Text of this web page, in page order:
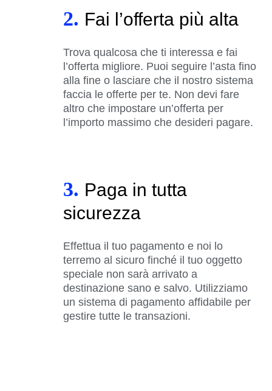
2. Fai l’offerta più alta
Trova qualcosa che ti interessa e fai
l’offerta migliore. Puoi seguire l’asta fino
alla fine o lasciare che il nostro sistema
faccia le offerte per te. Non devi fare
altro che impostare un’offerta per
l’importo massimo che desideri pagare.
3. Paga in tutta
sicurezza
Effettua il tuo pagamento e noi lo
terremo al sicuro finché il tuo oggetto
speciale non sarà arrivato a
destinazione sano e salvo. Utilizziamo
un sistema di pagamento affidabile per
gestire tutte le transazioni.